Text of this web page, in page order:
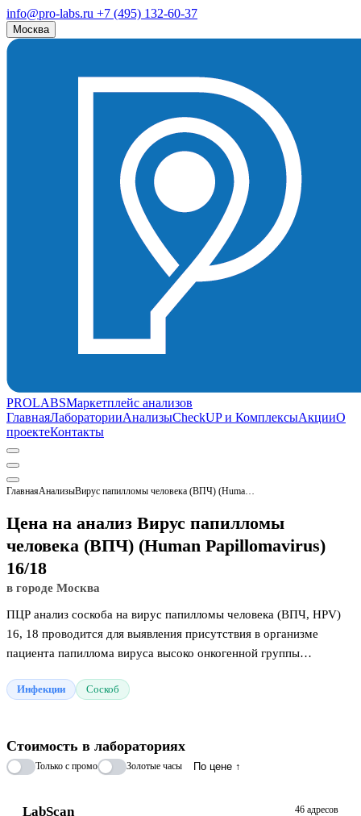
info@pro-labs.ru +7 (495) 132-60-37
Москва
PROLABSМаркетплейс анализов
ГлавнаяЛабораторииАнализыCheckUP и КомплексыАкцииО
проектеКонтакты
ГлавнаяАнализы Вирус папилломы человека (ВПЧ) (Human Papillomavirus) 16/18
Цена на анализ Вирус папилломы
человека (ВПЧ) (Human Papillomavirus)
16/18
в городе Москва
ПЦР анализ соскоба на вирус папилломы человека (ВПЧ, HPV)
16, 18 проводится для выявления присутствия в организме
пациента папиллома вируса высоко онкогенной группы
процесса).
Инфекции Соскоб
Стоимость в лабораториях
Только с промо Золотые часы По цене ↑
LabScan 46 адресов